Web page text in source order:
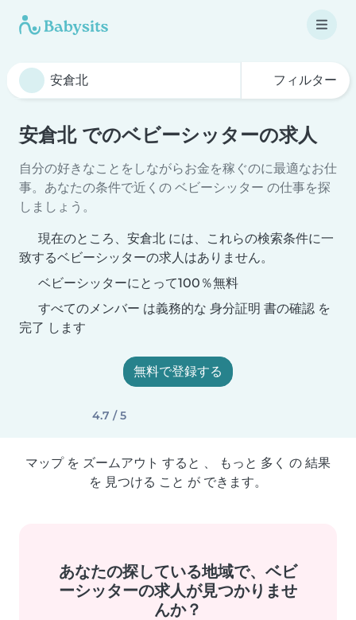
フィルター
安倉北 でのベビーシッターの求人
自分の好きなことをしながらお金を稼ぐのに最適なお仕
事。あなたの条件で近くの ベビーシッター の仕事を探
しましょう。
現在のところ、安倉北 には、これらの検索条件に一
致するベビーシッターの求人はありません。
ベビーシッターにとって100％無料
すべてのメンバー は義務的な 身分証明 書の確認 を
完了 します
無料で登録する
4.7 / 5
マップ を ズームアウト すると 、 もっと 多く の 結果
を 見つける こと が できます。
あなたの探している地域で、ベビ
ーシッターの求人が見つかりませ
んか？